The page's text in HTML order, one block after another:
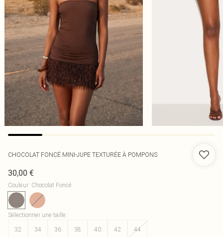
CHOCOLAT FONCÉ MINI-JUPE TEXTURÉE À POMPONS
30,00 €
Couleur: Chocolat Foncé
Sélectionner une taille:
32
34 36 38 40 42 44